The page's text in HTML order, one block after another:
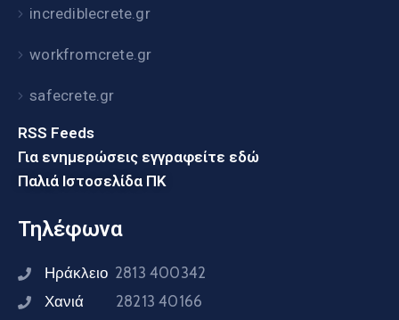
incrediblecrete.gr
workfromcrete.gr
safecrete.gr
RSS Feeds
Για ενημερώσεις εγγραφείτε εδώ
Παλιά Ιστοσελίδα ΠΚ
Τηλέφωνα
Ηράκλειο 2813 400342
Χανιά 28213 40166